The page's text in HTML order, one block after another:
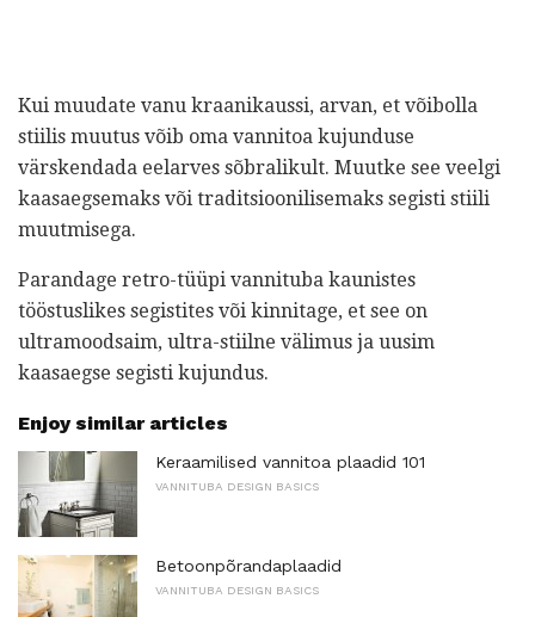
Kui muudate vanu kraanikaussi, arvan, et võibolla
stiilis muutus võib oma vannitoa kujunduse
värskendada eelarves sõbralikult. Muutke see veelgi
kaasaegsemaks või traditsioonilisemaks segisti stiili
muutmisega.
Parandage retro-tüüpi vannituba kaunistes
tööstuslikes segistites või kinnitage, et see on
ultramoodsaim, ultra-stiilne välimus ja uusim
kaasaegse segisti kujundus.
Enjoy similar articles
Keraamilised vannitoa plaadid 101
VANNITUBA DESIGN BASICS
Betoonpõrandaplaadid
VANNITUBA DESIGN BASICS